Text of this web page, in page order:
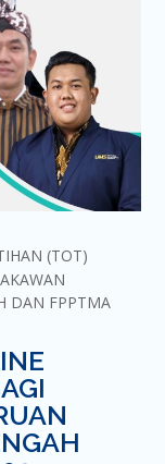
(TOT)
DAN FPPTMA